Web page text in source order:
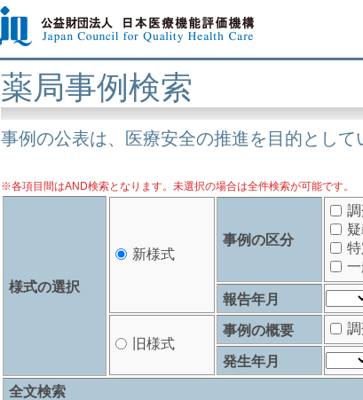
薬局事例検索
事例の公表は、医療安全の推進を目的として
※各項目間はAND検索となります。未選択の場合は全件検索が可能です。
様式の選択
新様式
事例の区分
報告年月
旧様式
事例の概要 調
発生年月
全文検索